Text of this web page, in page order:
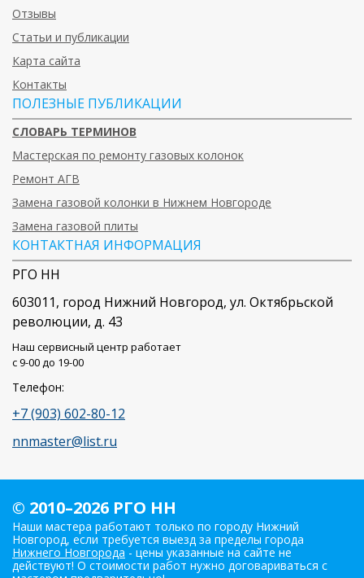
Отзывы
Статьи и публикации
Карта сайта
Контакты
ПОЛЕЗНЫЕ ПУБЛИКАЦИИ
СЛОВАРЬ ТЕРМИНОВ
Мастерская по ремонту газовых колонок
Ремонт АГВ
Замена газовой колонки в Нижнем Новгороде
Замена газовой плиты
КОНТАКТНАЯ ИНФОРМАЦИЯ
РГО НН
603011, город Нижний Новгород, ул. Октябрьской
революции, д. 43
Наш сервисный центр работает
c 9-00 до 19-00
Телефон:
+7 (903) 602-80-12
nnmaster@list.ru
© 2010–2026 РГО НН
Наши мастера работают только по городу Нижний
Новгород, если требуется выезд за пределы города
Нижнего Новгорода - цены указанные на сайте не
действуют! О стоимости работ нужно договариваться с